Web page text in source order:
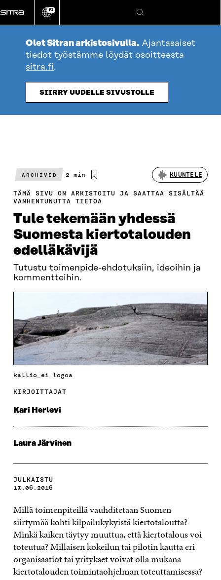
suoraan
sisältöön
Vaihda
kieli
FI
Hae
Olet Sitran arkistosivulla. Ajantasaiset
tiedot työstämme löydät osoitteesta
sitra.fi.
SIIRRY UUDELLE SIVUSTOLLE
ARCHIVED
Arvioitu
2 min KUUNTELE
TÄMÄ SIVU ON ARKISTOITU JA SAATTAA SISÄLTÄÄ
VANHENTUNUTTA TIETOA
Tule tekemään yhdessä
Suomesta kiertotalouden
edelläkävijä
Tutustu toimenpide-ehdotuksiin, ideoihin ja
kommentteihin.
kallio_ei logoa
KIRJOITTAJAT
Kari Herlevi
Laura Järvinen
JULKAISTU
13.06.2016
Millä toimenpiteillä vauhditetaan Suomen
siirtymää kohti kilpailukykyistä kiertotaloutta?
Minkä kaiken täytyy muuttua, että kiertotalous voi
toteutua? Millaisen kokeilun tai pilotin kautta eri
organisaatiot tai yritykset voivat olla mukana
kiertotalouden toimintaohjelman toteuttamisessa?